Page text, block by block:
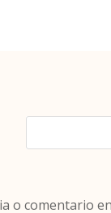
o comentario en